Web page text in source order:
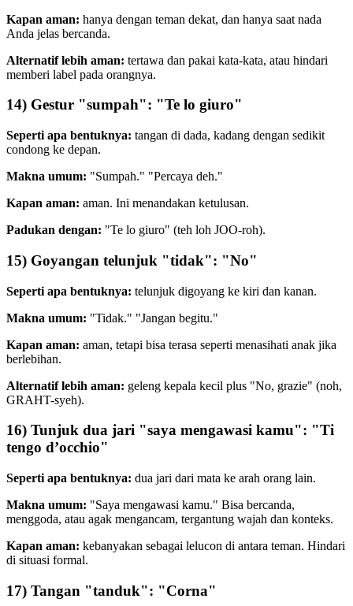
Kapan aman: hanya dengan teman dekat, dan hanya saat nada
Anda jelas bercanda.
Alternatif lebih aman: tertawa dan pakai kata-kata, atau hindari
memberi label pada orangnya.
14) Gestur "sumpah": "Te lo giuro"
Seperti apa bentuknya: tangan di dada, kadang dengan sedikit
condong ke depan.
Makna umum: "Sumpah." "Percaya deh."
Kapan aman: aman. Ini menandakan ketulusan.
Padukan dengan: "Te lo giuro" (teh loh JOO-roh).
15) Goyangan telunjuk "tidak": "No"
Seperti apa bentuknya: telunjuk digoyang ke kiri dan kanan.
Makna umum: "Tidak." "Jangan begitu."
Kapan aman: aman, tetapi bisa terasa seperti menasihati anak jika
berlebihan.
Alternatif lebih aman: geleng kepala kecil plus "No, grazie" (noh,
GRAHT-syeh).
16) Tunjuk dua jari "saya mengawasi kamu": "Ti
tengo d’occhio"
Seperti apa bentuknya: dua jari dari mata ke arah orang lain.
Makna umum: "Saya mengawasi kamu." Bisa bercanda,
menggoda, atau agak mengancam, tergantung wajah dan konteks.
Kapan aman: kebanyakan sebagai lelucon di antara teman. Hindari
di situasi formal.
17) Tangan "tanduk": "Corna"